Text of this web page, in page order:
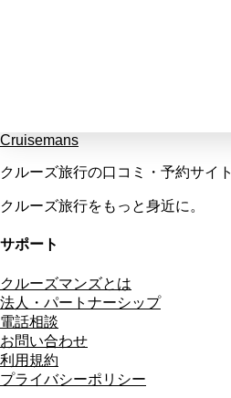
Cruisemans
クルーズ旅行の口コミ・予約サイト
クルーズ旅行をもっと身近に。
サポート
クルーズマンズとは
法人・パートナーシップ
電話相談
お問い合わせ
利用規約
プライバシーポリシー